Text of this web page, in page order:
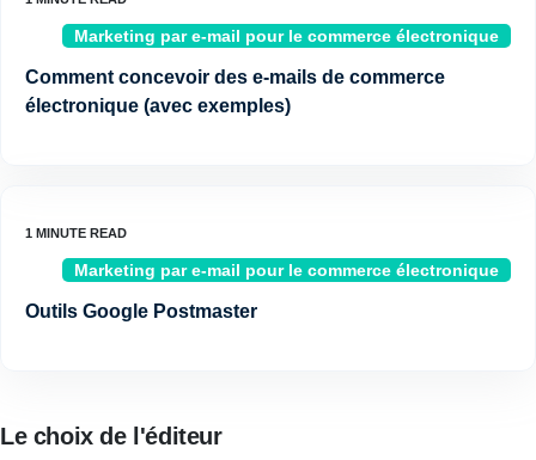
Marketing par e-mail pour le commerce électronique
Comment concevoir des e-mails de commerce
électronique (avec exemples)
Marketing par e-mail pour le commerce électronique
Outils Google Postmaster
Le choix de l'éditeur